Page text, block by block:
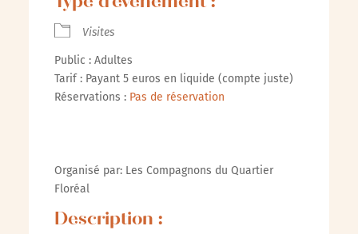
Visites
Public : Adultes
Tarif : Payant 5 euros en liquide (compte juste)
Réservations : Pas de réservation
Organisé par: Les Compagnons du Quartier
Floréal
Description :